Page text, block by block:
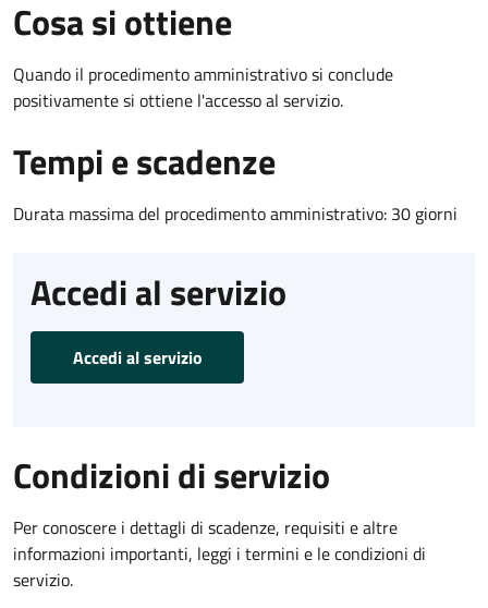
Cosa si ottiene
Quando il procedimento amministrativo si conclude
positivamente si ottiene l'accesso al servizio.
Tempi e scadenze
Durata massima del procedimento amministrativo: 30 giorni
Accedi al servizio
Accedi al servizio
Condizioni di servizio
Per conoscere i dettagli di scadenze, requisiti e altre
informazioni importanti, leggi i termini e le condizioni di
servizio.